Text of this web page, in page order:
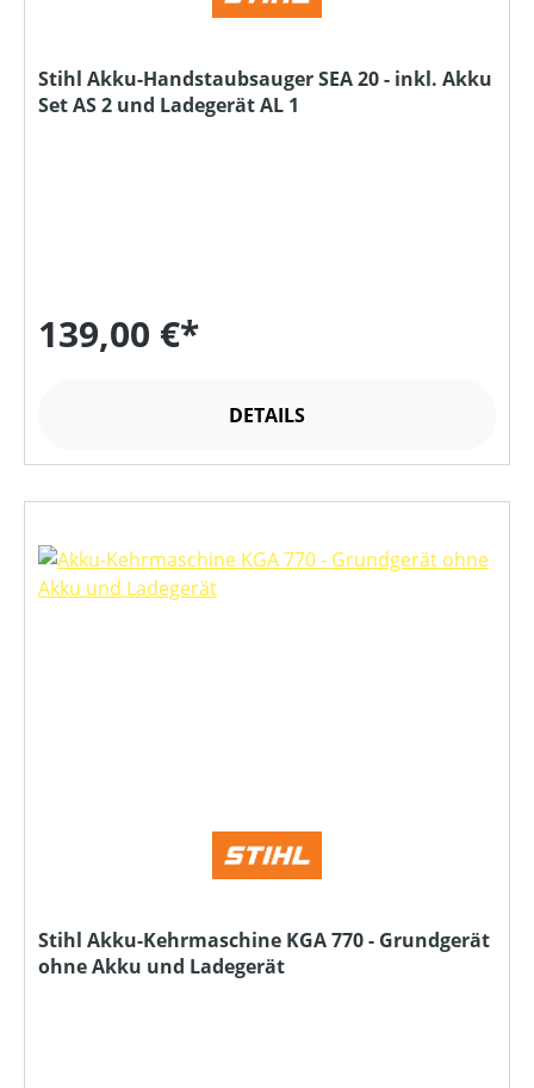
Stihl Akku-Handstaubsauger SEA 20 - inkl. Akku
Set AS 2 und Ladegerät AL 1
139,00 €*
DETAILS
Stihl Akku-Kehrmaschine KGA 770 - Grundgerät
ohne Akku und Ladegerät